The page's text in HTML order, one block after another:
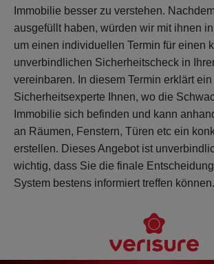
WARNSCHILDER
SERVICES
SICHERHEITSVERSPRECHEN
NOTRUF- UND
SERVICELEITSTELLE
POLIZEIALARMIERUNG
Immobilie besser zu verstehen.
ausgefüllt haben, würden wir mit ihnen
um einen individuellen Termin für einen
unverbindlichen Sicherheitscheck in
vereinbaren. In diesem Termin erklärt ein
Sicherheitsexperte Ihnen, wo die
Immobilie sich befinden und kann
an Räumen, Fenstern, Türen etc ein
erstellen. Dieses Angebot ist
wichtig, dass Sie die finale
System bestens informiert treffen können.